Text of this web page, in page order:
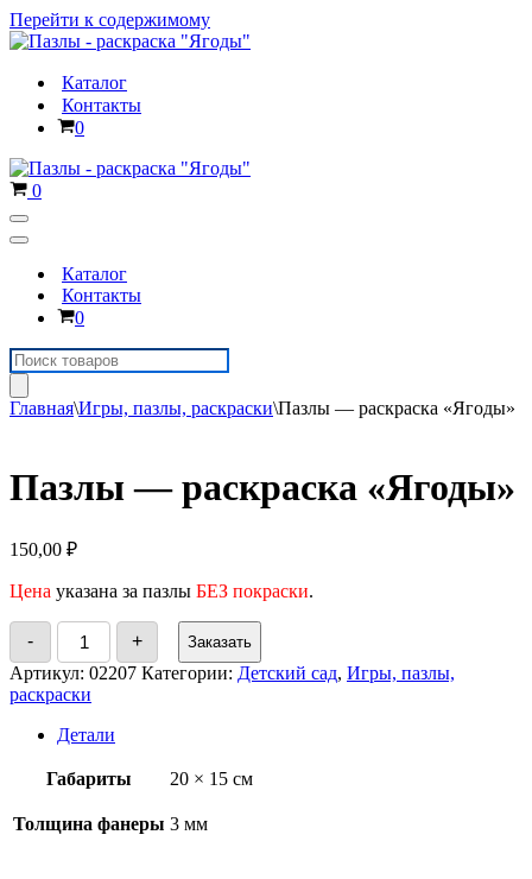
Перейти к содержимому
Каталог
Контакты
Корзина
0
Корзина
0
Меню
навигации
Меню
навигацииКаталог
Контакты
Корзина
0
Поиск
товаров
Главная\Игры, пазлы, раскраски\Пазлы — раскраска «Ягоды»
Пазлы — раскраска «Ягоды»
150,00 ₽
Цена указана за пазлы БЕЗ покраски.
-
Количество
товара
Пазлы
-
раскраска
"Ягоды"
+ Заказать
Артикул: 02207 Категории: Детский сад, Игры, пазлы,
раскраски
Детали
Габариты 20 × 15 см
Толщина фанеры 3 мм